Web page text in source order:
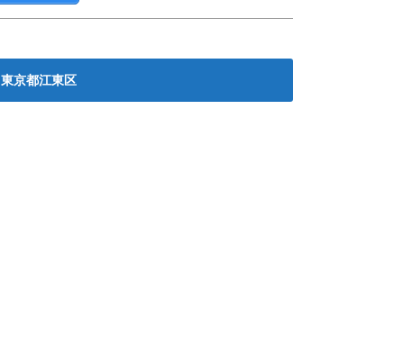
東京都江東区